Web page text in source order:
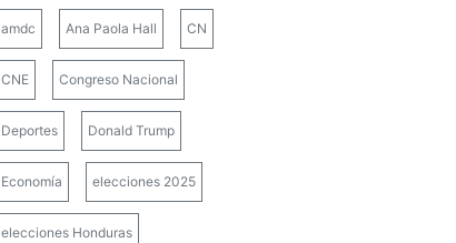
amdc Ana Paola Hall CN
CNE Congreso Nacional
Deportes Donald Trump
Economía elecciones 2025
elecciones Honduras